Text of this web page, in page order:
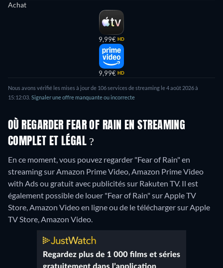
Achat
9,99€ HD
9,99€ HD
Nous avons vérifié les mises à jour de 106 services de streaming le 4 août 2026 à
15:12:03. Signaler une offre manquante ou incorrecte
OÙ REGARDER FEAR OF RAIN EN STREAMING
COMPLET ET LÉGAL ?
En ce moment, vous pouvez regarder "Fear of Rain" en
streaming sur Amazon Prime Video, Amazon Prime Video
with Ads ou gratuit avec publicités sur Rakuten TV. Il est
également possible de louer "Fear of Rain" sur Apple TV
Store, Amazon Video en ligne ou de le télécharger sur Apple
TV Store, Amazon Video.